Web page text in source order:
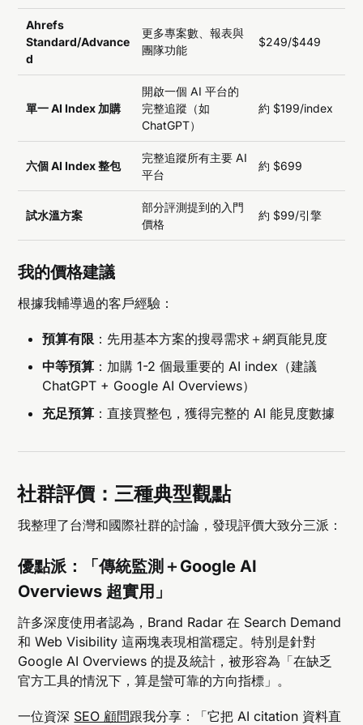
Ahrefs
Standard/Advance
d
更多專案數、報表與
團隊功能
$249/$449
單一 AI Index 加購
開啟一個 AI 平台的
完整追蹤（如
ChatGPT）
約 $199/index
六個 AI Index 整包
完整追蹤所有主要 AI
平台
約 $699
試水溫方案
部分評測提到的入門
價格
約 $99/引擎
我的價格建議
根據我輔導過的客戶經驗：
預算有限 ：先用基本方案的搜尋需求＋網頁能見度
中等預算 ：加購 1-2 個最重要的 AI index（建議
ChatGPT + Google AI Overviews）
充足預算 ：直接買整包，獲得完整的 AI 能見度數據
社群評價：三種典型觀點
我整理了台灣和國際社群的討論，發現評價大致分三派：
優點派：「傳統監測＋Google AI
Overviews 超實用」
許多深度使用者認為，Brand Radar 在 Search Demand
和 Web Visibility 這兩塊表現相當穩定。特別是針對
Google AI Overviews 的提及統計，被形容為「在缺乏
官方工具的情況下，算是蠻可靠的方向指標」。
一位資深 SEO 顧問跟我分享：「它把 AI citation 資料直